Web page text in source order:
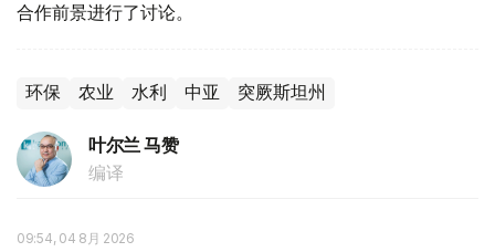
合作前景进行了讨论。
环保 农业 水利 中亚 突厥斯坦州
叶尔兰 马赞
编译
09:54, 04 8月 2026